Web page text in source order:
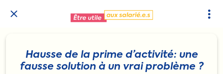
Hausse de la prime d’activité: une
fausse solution à un vrai problème ?